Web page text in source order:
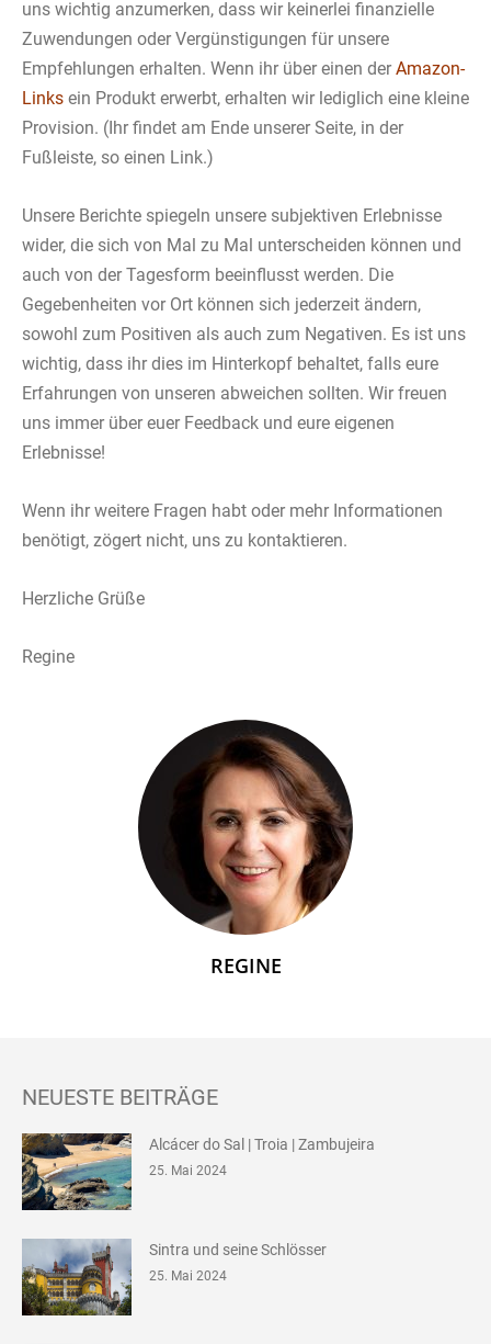
uns wichtig anzumerken, dass wir keinerlei finanzielle
Zuwendungen oder Vergünstigungen für unsere
Empfehlungen erhalten. Wenn ihr über einen der Amazon-
Links ein Produkt erwerbt, erhalten wir lediglich eine kleine
Provision. (Ihr findet am Ende unserer Seite, in der
Fußleiste, so einen Link.)
Unsere Berichte spiegeln unsere subjektiven Erlebnisse
wider, die sich von Mal zu Mal unterscheiden können und
auch von der Tagesform beeinflusst werden. Die
Gegebenheiten vor Ort können sich jederzeit ändern,
sowohl zum Positiven als auch zum Negativen. Es ist uns
wichtig, dass ihr dies im Hinterkopf behaltet, falls eure
Erfahrungen von unseren abweichen sollten. Wir freuen
uns immer über euer Feedback und eure eigenen
Erlebnisse!
Wenn ihr weitere Fragen habt oder mehr Informationen
benötigt, zögert nicht, uns zu kontaktieren.
Herzliche Grüße
Regine
REGINE
NEUESTE BEITRÄGE
Alcácer do Sal | Troia | Zambujeira
25. Mai 2024
Sintra und seine Schlösser
25. Mai 2024